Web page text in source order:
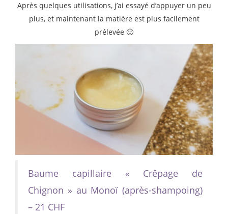
Après quelques utilisations, j’ai essayé d’appuyer un peu
plus, et maintenant la matière est plus facilement
prélevée 🙂
Baume capillaire « Crêpage de
Chignon » au Monoï (après-shampoing)
– 21 CHF